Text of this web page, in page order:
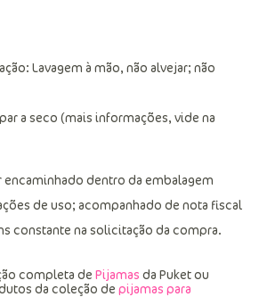
Lavagem à mão, não alvejar; não
a seco (mais informações, vide na
encaminhado dentro da embalagem
de uso; acompanhado de nota fiscal
constante na solicitação da compra.
completa de Pijamas da Puket ou
da coleção de pijamas para